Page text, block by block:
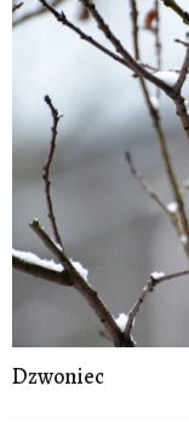
Dzwoniec